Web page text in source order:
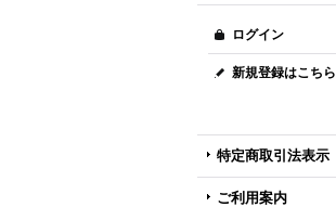
ログイン
新規登録はこちら
特定商取引法表示
ご利用案内